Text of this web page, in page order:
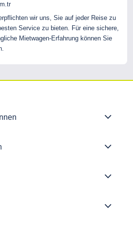
wir uns, Sie auf jeder Reise zu
Service zu bieten. Für eine sichere,
Mietwagen-Erfahrung können Sie